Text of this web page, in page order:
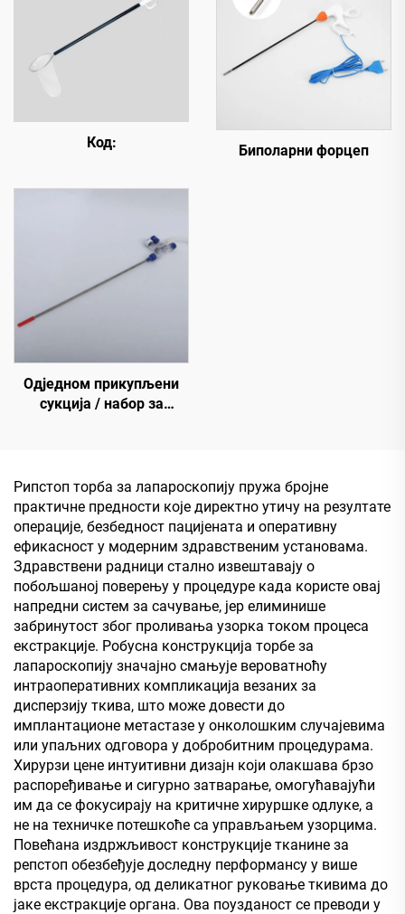
Код: Биполарни форцеп
Одједном прикупљени
сукција / набор за
Рипстоп торба за лапароскопију пружа бројне
практичне предности које директно утичу на резултате
операције, безбедност пацијената и оперативну
ефикасност у модерним здравственим установама.
Здравствени радници стално извештавају о
побољшаној поверењу у процедуре када користе овај
напредни систем за сачување, јер елиминише
забринутост због проливања узорка током процеса
екстракције. Робусна конструкција торбе за
лапароскопију значајно смањује вероватноћу
интраоперативних компликација везаних за
дисперзију ткива, што може довести до
имплантационе метастазе у онколошким случајевима
или упаљних одговора у добробитним процедурама.
Хирурзи цене интуитивни дизајн који олакшава брзо
распоређивање и сигурно затварање, омогућавајући
им да се фокусирају на критичне хируршке одлуке, а
не на техничке потешкоће са управљањем узорцима.
Повећана издржљивост конструкције тканине за
репстоп обезбеђује доследну перформансу у више
врста процедура, од деликатног руковање ткивима до
јаке екстракције органа. Ова поузданост се преводи у